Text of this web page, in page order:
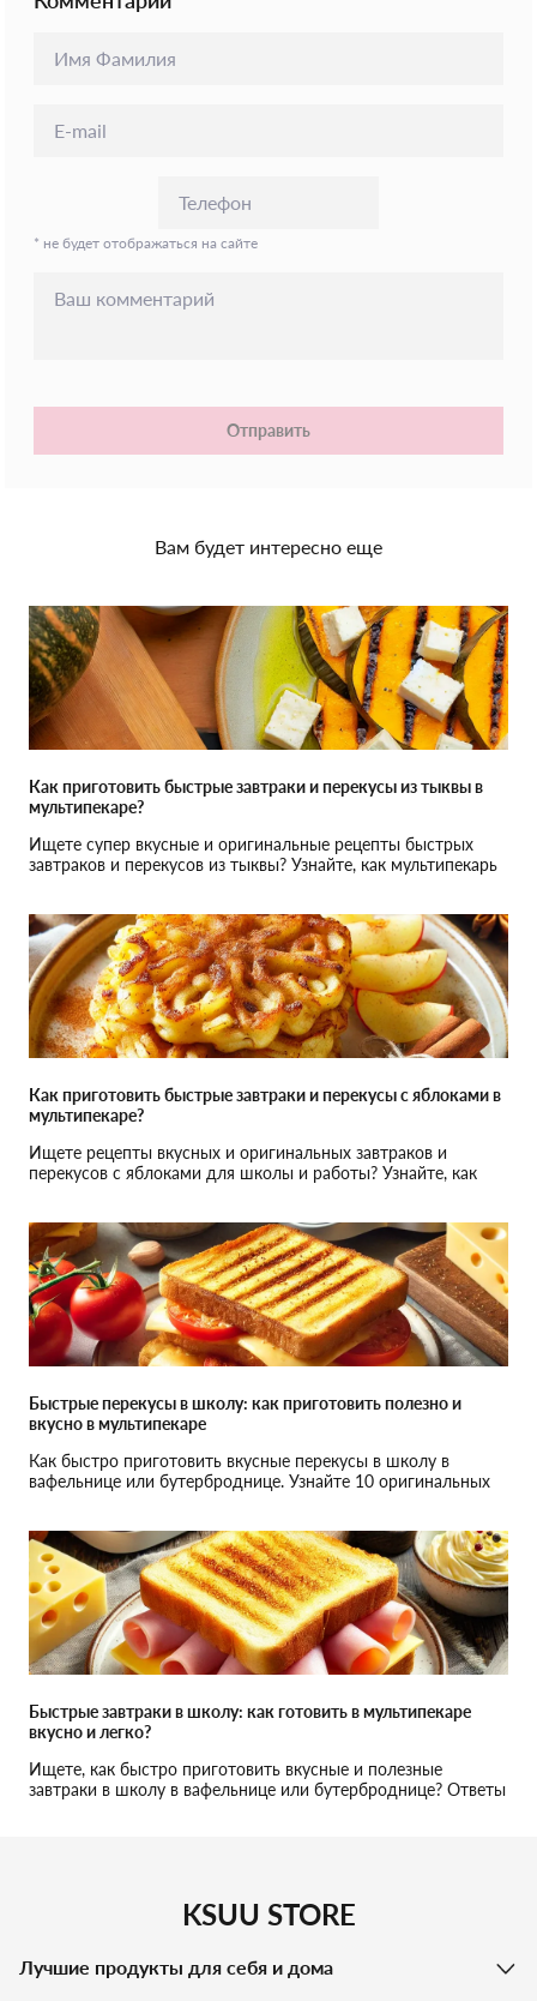
* не будет отображаться на сайте
Отправить
Вам будет интересно еще
Как приготовить быстрые завтраки и перекусы из тыквы в
мультипекаре?
Ищете супер вкусные и оригинальные рецепты быстрых
завтраков и перекусов из тыквы? Узнайте, как мультипекарь
Как приготовить быстрые завтраки и перекусы с яблоками в
мультипекаре?
Ищете рецепты вкусных и оригинальных завтраков и
перекусов с яблоками для школы и работы? Узнайте, как
Быстрые перекусы в школу: как приготовить полезно и
вкусно в мультипекаре
Как быстро приготовить вкусные перекусы в школу в
вафельнице или бутерброднице. Узнайте 10 оригинальных
Быстрые завтраки в школу: как готовить в мультипекаре
вкусно и легко?
Ищете, как быстро приготовить вкусные и полезные
завтраки в школу в вафельнице или бутерброднице? Ответы
KSUU STORE
Лучшие продукты для себя и дома